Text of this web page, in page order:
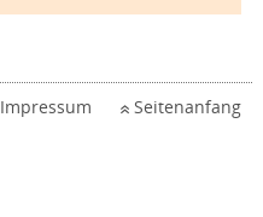
Impressum Seitenanfang